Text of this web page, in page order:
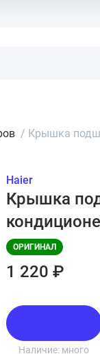
/ Крышка
Haier
Крышка
ОРИГИНАЛ
1 220 ₽
Наличие: много